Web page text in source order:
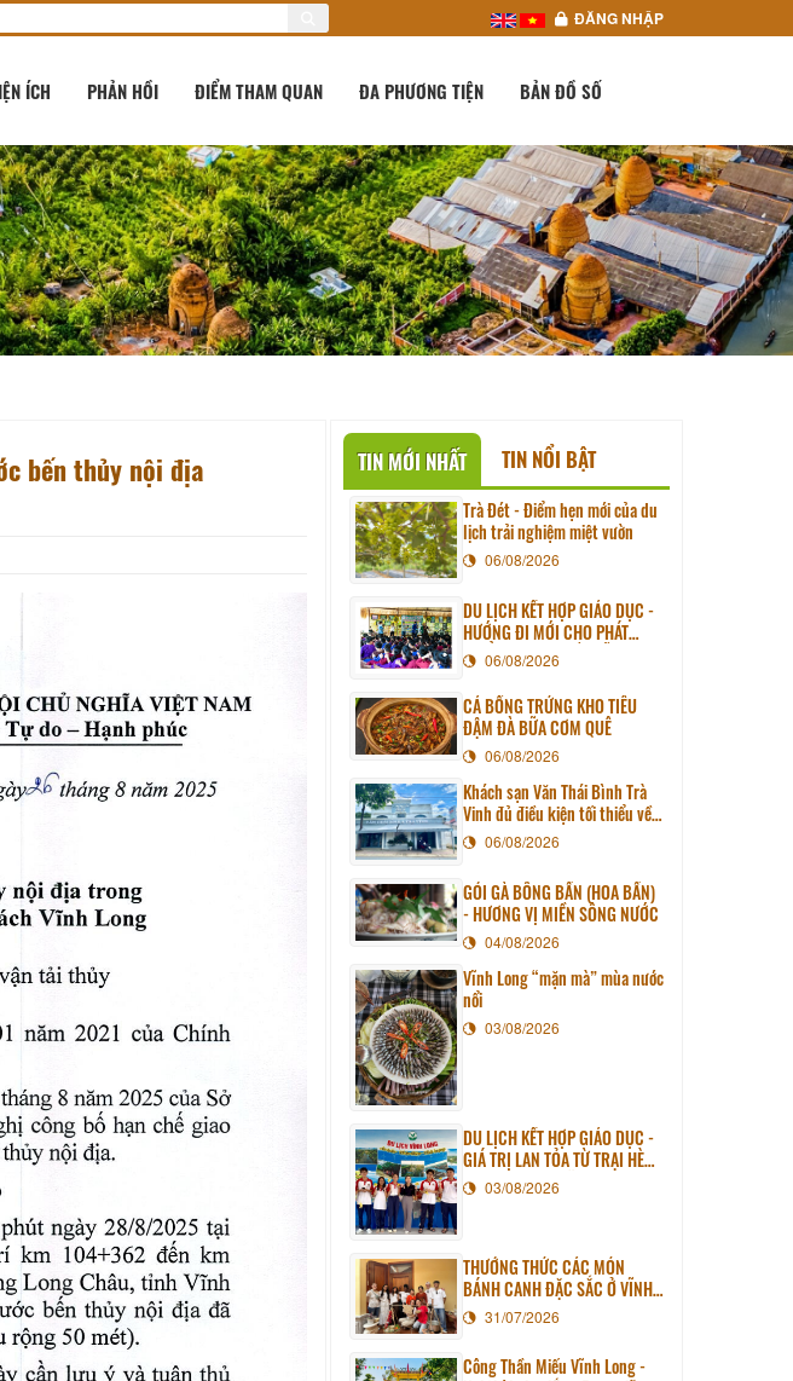
ĐĂNG NHẬP
ÍCH PHẢN HỒI ĐIỂM THAM QUAN ĐA PHƯƠNG TIỆN BẢN ĐỒ SỐ
bến thủy nội địa
TIN MỚI NHẤT TIN NỔI BẬT
Trà Đét - Điểm hẹn mới của du
lịch trải nghiệm miệt vườn
06/08/2026
DU LỊCH KẾT HỢP GIÁO DỤC -
HƯỚNG ĐI MỚI CHO PHÁT
TRIỂN DU LỊCH BỀN VỮNG
06/08/2026
CÁ BỐNG TRỨNG KHO TIÊU
ĐẬM ĐÀ BỮA CƠM QUÊ
06/08/2026
Khách sạn Văn Thái Bình Trà
Vinh đủ điều kiện tối thiểu về
cơ sở vật chất kỹ thuật và dịch
vụ của cơ sở lưu trú du lịch
06/08/2026
GỎI GÀ BÔNG BẦN (HOA BẦN)
- HƯƠNG VỊ MIỀN SÔNG NƯỚC
04/08/2026
Vĩnh Long “mặn mà” mùa nước
nổi
03/08/2026
DU LỊCH KẾT HỢP GIÁO DỤC -
GIÁ TRỊ LAN TỎA TỪ TRẠI HÈ
PHƯƠNG NAM NĂM 2026
03/08/2026
THƯỞNG THỨC CÁC MÓN
BÁNH CANH ĐẶC SẮC Ở VĨNH
LONG31/07/2026
Công Thần Miếu Vĩnh Long -